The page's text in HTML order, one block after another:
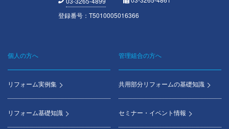
登録番号：T5010005016366
Footer
menu
個人の方へ
リフォーム実例集
リフォーム基礎知識
管理組合の方へ
共用部分リフォームの基礎知識
セミナー・イベント情報